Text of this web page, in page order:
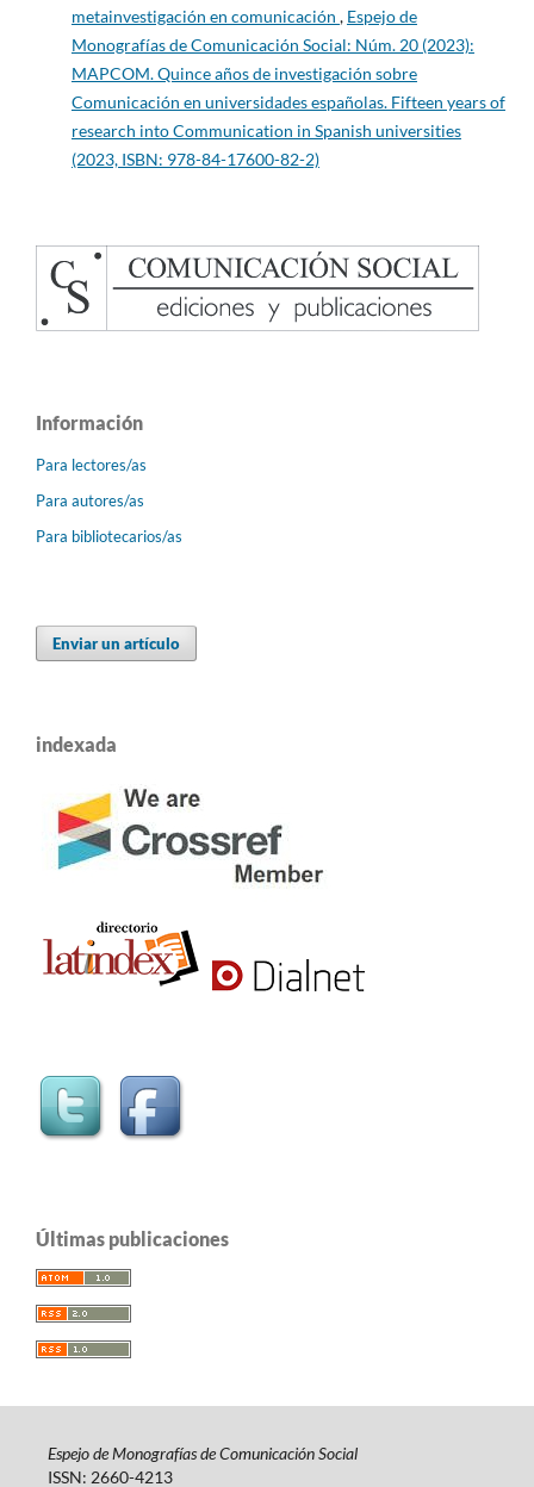
metainvestigación en comunicación , Espejo de
Monografías de Comunicación Social: Núm. 20 (2023):
MAPCOM. Quince años de investigación sobre
Comunicación en universidades españolas. Fifteen years of
research into Communication in Spanish universities
(2023, ISBN: 978-84-17600-82-2)
Información
Para lectores/as
Para autores/as
Para bibliotecarios/as
Enviar un artículo
indexada
Últimas publicaciones
Espejo de Monografías de Comunicación Social
ISSN: 2660-4213